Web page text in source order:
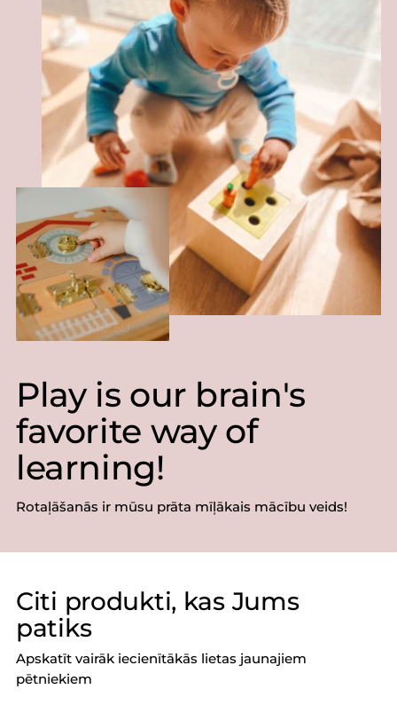
Play is our brain's
favorite way of
learning!
Rotaļāšanās ir mūsu prāta mīļākais mācību veids!
Citi produkti, kas Jums
patiks
Apskatīt vairāk iecienītākās lietas jaunajiem
pētniekiem